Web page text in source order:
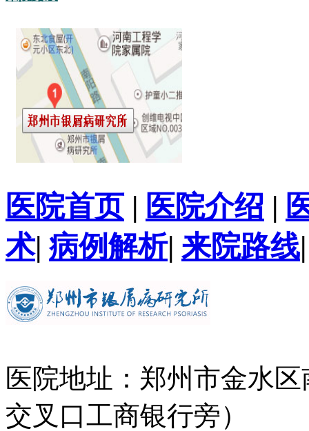
医院首页| 医院介绍 |
术| 病例解析| 来院路线
医院地址：郑州市金水
交叉口工商银行旁）